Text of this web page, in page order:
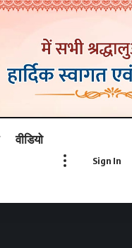
वीडियो
Sign In